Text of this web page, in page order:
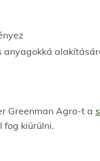
anyagokká
Greenman Agro-t a
fog kiürülni.